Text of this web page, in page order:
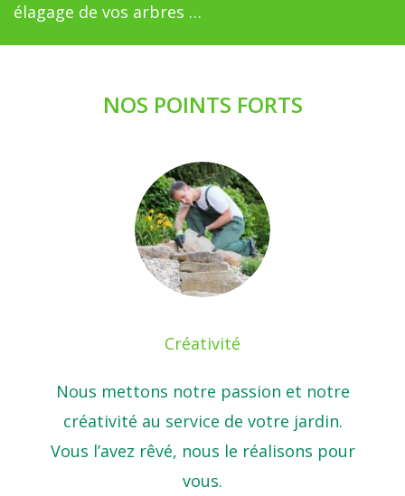
élagage de vos arbres …
NOS POINTS FORTS
Créativité
Nous mettons notre passion et notre
créativité au service de votre jardin.
Vous l’avez rêvé, nous le réalisons pour
vous.